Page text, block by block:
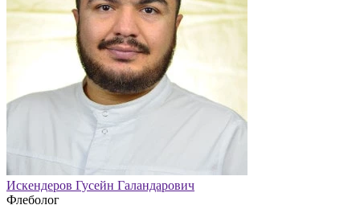
Искендеров Гусейн Галандарович
Флеболог